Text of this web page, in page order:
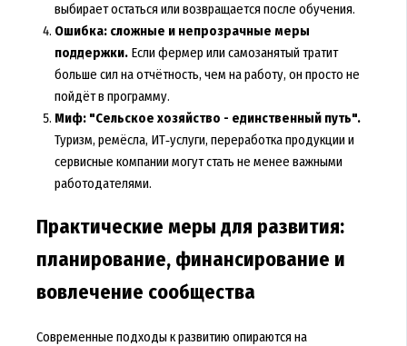
выбирает остаться или возвращается после обучения.
Ошибка: сложные и непрозрачные меры
поддержки.Если фермер или самозанятый тратит
больше сил на отчётность, чем на работу, он просто не
пойдёт в программу.
Миф: "Сельское хозяйство - единственный путь".
Туризм, ремёсла, ИТ‑услуги, переработка продукции и
сервисные компании могут стать не менее важными
работодателями.
Практические меры для развития:
планирование, финансирование и
вовлечение сообщества
Современные подходы к развитию опираются на